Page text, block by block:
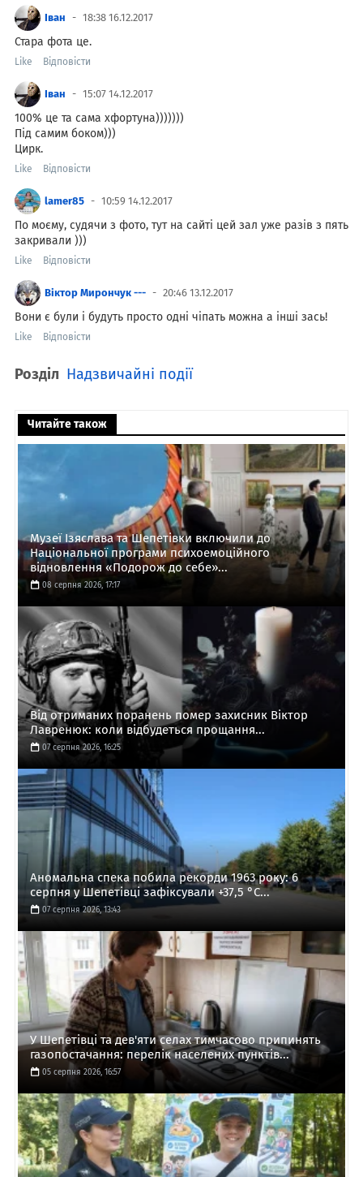
Іван 18:38 16.12.2017
Стара фота це.
Like Відповісти
Іван 15:07 14.12.2017
100% це та сама хфортуна)))))))
Під самим боком)))
Цирк.
Like Відповісти
lamer85 10:59 14.12.2017
По моєму, судячи з фото, тут на сайті цей зал уже разів з пять
закривали )))
Like Відповісти
Віктор Мирончук --- 20:46 13.12.2017
Вони є були і будуть просто одні чіпать можна а інші зась!
Like Відповісти
Розділ Надзвичайні події
Читайте також
Музеї Ізяслава та Шепетівки включили до
Національної програми психоемоційного
відновлення «Подорож до себе»...
08 серпня 2026, 17:17
Від отриманих поранень помер захисник Віктор
Лавренюк: коли відбудеться прощання...
07 серпня 2026, 16:25
Аномальна спека побила рекорди 1963 року: 6
серпня у Шепетівці зафіксували +37,5 °C...
07 серпня 2026, 13:43
У Шепетівці та дев'яти селах тимчасово припинять
газопостачання: перелік населених пунктів...
05 серпня 2026, 16:57